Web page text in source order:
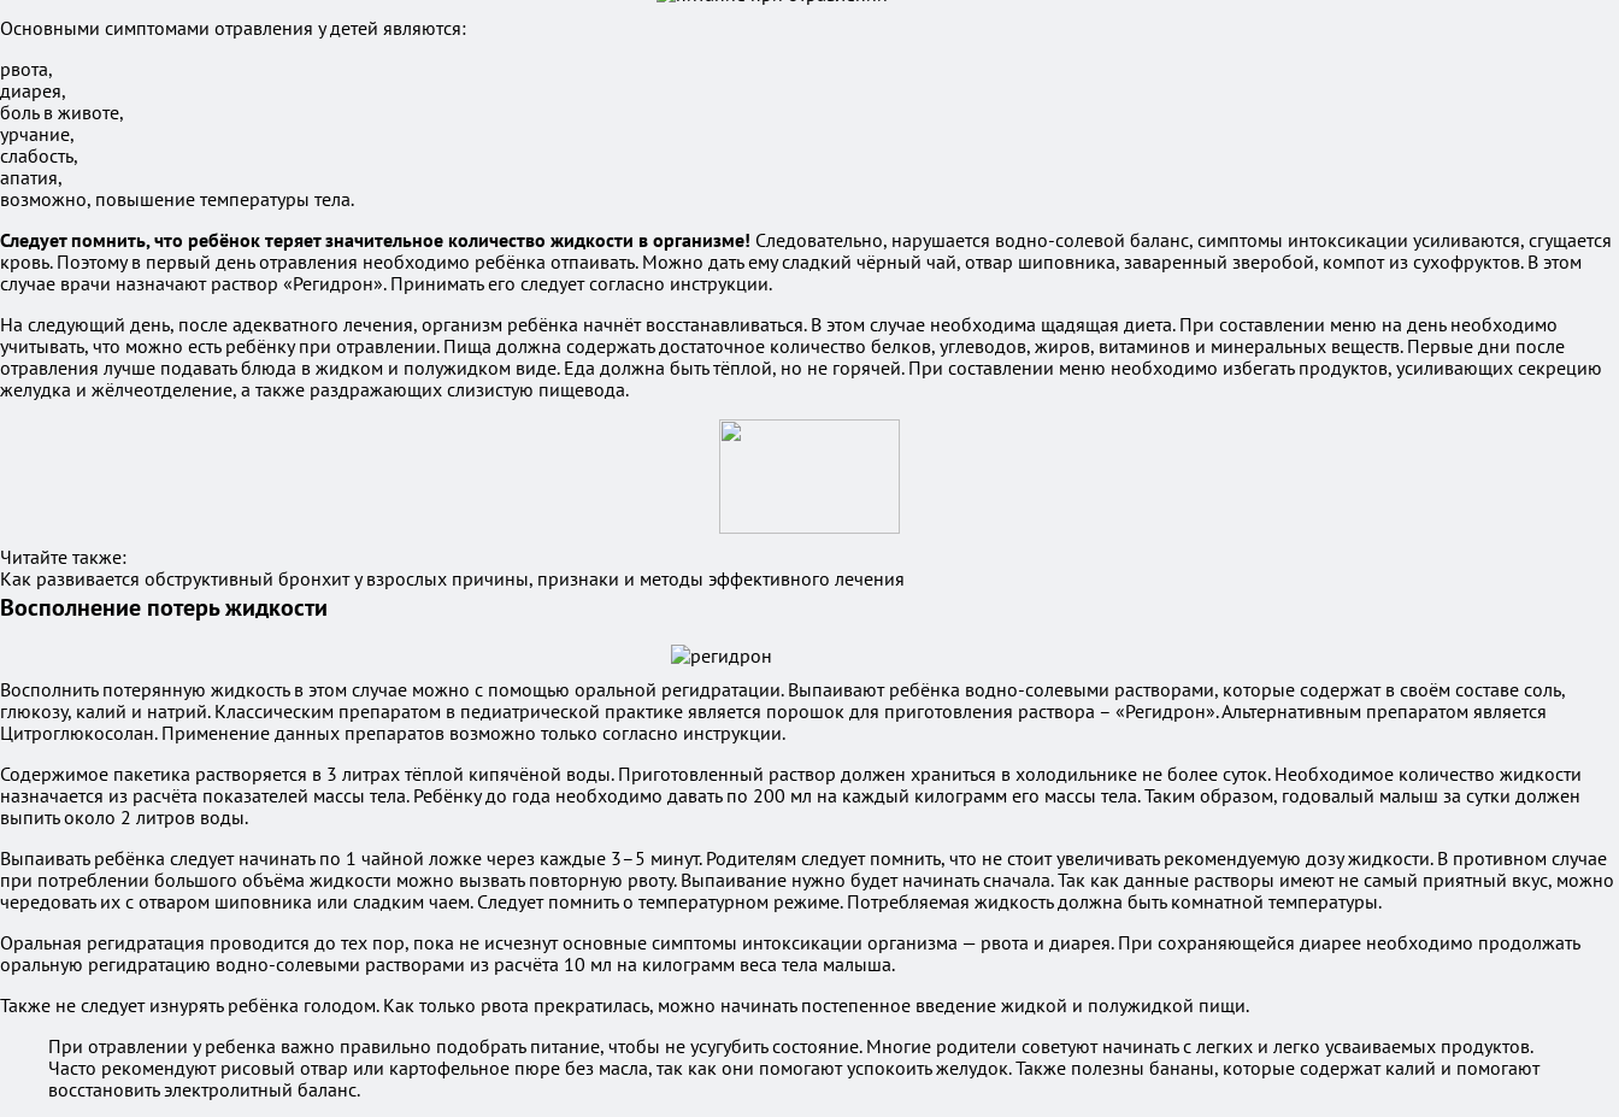
Основными симптомами отравления у детей являются:
рвота,
диарея,
боль в животе,
урчание,
слабость,
апатия,
возможно, повышение температуры тела.
Следует помнить, что ребёнок теряет значительное количество жидкости в организме! Следовательно, нарушается водно-солевой баланс, симптомы интоксикации усиливаются, сгущается
кровь. Поэтому в первый день отравления необходимо ребёнка отпаивать. Можно дать ему сладкий чёрный чай, отвар шиповника, заваренный зверобой, компот из сухофруктов. В этом
случае врачи назначают раствор «Регидрон». Принимать его следует согласно инструкции.
На следующий день, после адекватного лечения, организм ребёнка начнёт восстанавливаться. В этом случае необходима щадящая диета. При составлении меню на день необходимо
учитывать, что можно есть ребёнку при отравлении. Пища должна содержать достаточное количество белков, углеводов, жиров, витаминов и минеральных веществ. Первые дни после
отравления лучше подавать блюда в жидком и полужидком виде. Еда должна быть тёплой, но не горячей. При составлении меню необходимо избегать продуктов, усиливающих секрецию
желудка и жёлчеотделение, а также раздражающих слизистую пищевода.
Читайте также:
Как развивается обструктивный бронхит у взрослых причины, признаки и методы эффективного лечения
Восполнение потерь жидкости
Восполнить потерянную жидкость в этом случае можно с помощью оральной регидратации. Выпаивают ребёнка водно-солевыми растворами, которые содержат в своём составе соль,
глюкозу, калий и натрий. Классическим препаратом в педиатрической практике является порошок для приготовления раствора – «Регидрон». Альтернативным препаратом является
Цитроглюкосолан. Применение данных препаратов возможно только согласно инструкции.
Содержимое пакетика растворяется в 3 литрах тёплой кипячёной воды. Приготовленный раствор должен храниться в холодильнике не более суток. Необходимое количество жидкости
назначается из расчёта показателей массы тела. Ребёнку до года необходимо давать по 200 мл на каждый килограмм его массы тела. Таким образом, годовалый малыш за сутки должен
выпить около 2 литров воды.
Выпаивать ребёнка следует начинать по 1 чайной ложке через каждые 3–5 минут. Родителям следует помнить, что не стоит увеличивать рекомендуемую дозу жидкости. В противном случае
при потреблении большого объёма жидкости можно вызвать повторную рвоту. Выпаивание нужно будет начинать сначала. Так как данные растворы имеют не самый приятный вкус, можно
чередовать их с отваром шиповника или сладким чаем. Следует помнить о температурном режиме. Потребляемая жидкость должна быть комнатной температуры.
Оральная регидратация проводится до тех пор, пока не исчезнут основные симптомы интоксикации организма — рвота и диарея. При сохраняющейся диарее необходимо продолжать
оральную регидратацию водно-солевыми растворами из расчёта 10 мл на килограмм веса тела малыша.
Также не следует изнурять ребёнка голодом. Как только рвота прекратилась, можно начинать постепенное введение жидкой и полужидкой пищи.
При отравлении у ребенка важно правильно подобрать питание, чтобы не усугубить состояние. Многие родители советуют начинать с легких и легко усваиваемых продуктов.
Часто рекомендуют рисовый отвар или картофельное пюре без масла, так как они помогают успокоить желудок. Также полезны бананы, которые содержат калий и помогают
восстановить электролитный баланс.